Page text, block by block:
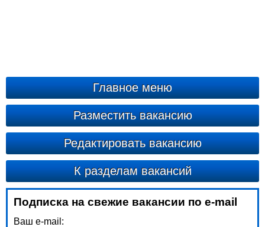
Главное меню
Разместить вакансию
Редактировать вакансию
К разделам вакансий
Подписка на свежие вакансии по e-mail
Ваш e-mail: